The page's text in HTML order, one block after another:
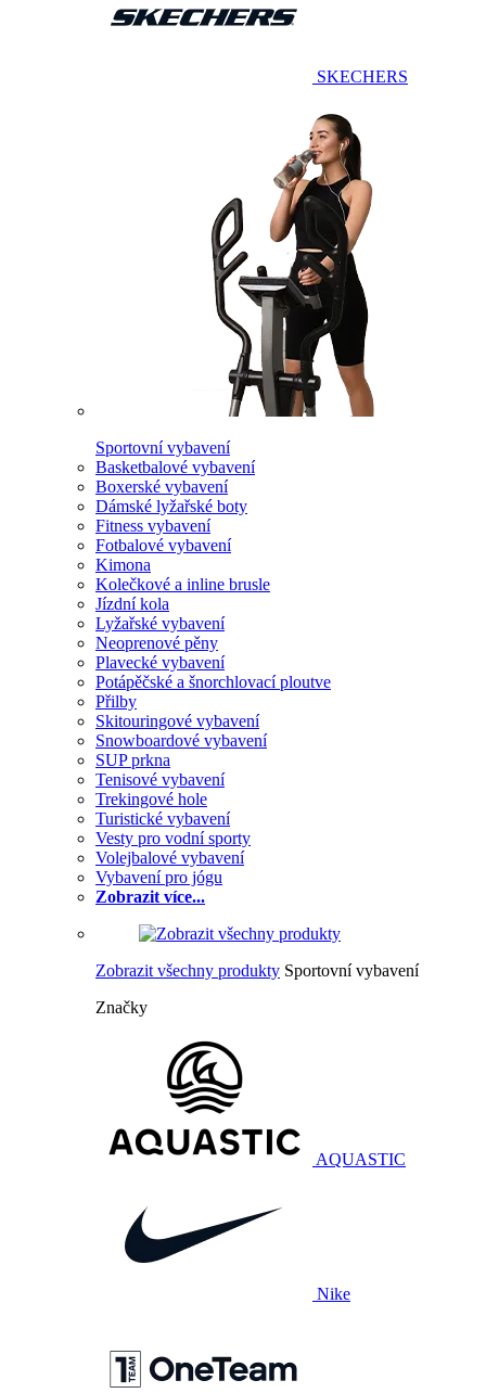
SKECHERS
Sportovní vybavení
Basketbalové vybavení
Boxerské vybavení
Dámské lyžařské boty
Fitness vybavení
Fotbalové vybavení
Kimona
Kolečkové a inline brusle
Jízdní kola
Lyžařské vybavení
Neoprenové pěny
Plavecké vybavení
Potápěčské a šnorchlovací ploutve
Přilby
Skitouringové vybavení
Snowboardové vybavení
SUP prkna
Tenisové vybavení
Trekingové hole
Turistické vybavení
Vesty pro vodní sporty
Volejbalové vybavení
Vybavení pro jógu
Zobrazit více...
Zobrazit všechny produkty Sportovní vybavení
Značky
AQUASTIC
Nike